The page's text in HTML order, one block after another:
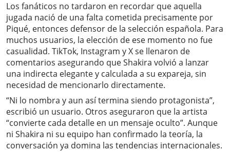
Los fanáticos no tardaron en recordar que aquella
jugada nació de una falta cometida precisamente por
Piqué, entonces defensor de la selección española. Para
muchos usuarios, la elección de ese momento no fue
casualidad. TikTok, Instagram y X se llenaron de
comentarios asegurando que Shakira volvió a lanzar
una indirecta elegante y calculada a su expareja, sin
necesidad de mencionarlo directamente.
“Ni lo nombra y aun así termina siendo protagonista”,
escribió un usuario. Otros aseguraron que la artista
“convierte cada detalle en un mensaje oculto”. Aunque
ni Shakira ni su equipo han confirmado la teoría, la
conversación ya domina las tendencias internacionales.